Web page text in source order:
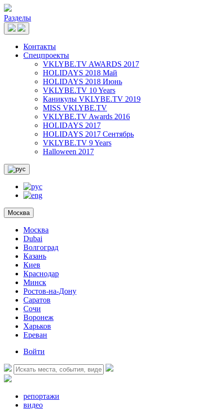
Разделы
Контакты
Спецпроекты
VKLYBE.TV AWARDS 2017
HOLIDAYS 2018 Май
HOLIDAYS 2018 Июнь
VKLYBE.TV 10 Years
Каникулы VKLYBE.TV 2019
MISS VKLYBE.TV
VKLYBE.TV Awards 2016
HOLIDAYS 2017
HOLIDAYS 2017 Сентябрь
VKLYBE.TV 9 Years
Halloween 2017
Москва
Москва
Dubai
Волгоград
Казань
Киев
Краснодар
Минск
Ростов-на-Дону
Саратов
Сочи
Воронеж
Харьков
Ереван
Войти
репортажи
видео